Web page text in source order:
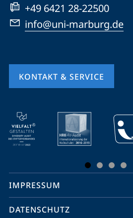
+49 6421 28-22500
info@uni-marburg.de
KONTAKT & SERVICE
Mobile-
Service-
Navigation
Social
Media
Kontakte
IMPRESSUM
DATENSCHUTZ